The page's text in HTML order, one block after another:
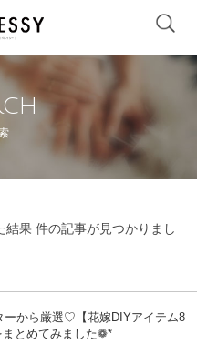
結果 件の記事が見つかりまし
ーから厳選♡【花嫁DIYアイテム8
まとめてみました❁*